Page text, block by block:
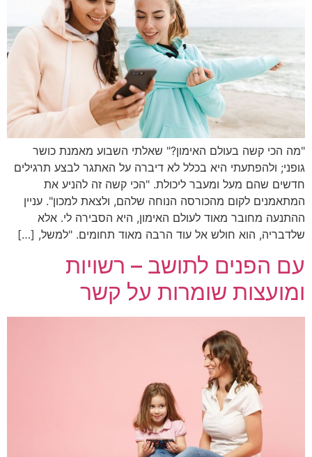
"מה הכי קשה בעולם האימון?" שאלתי השבוע מאמנת כושר
גופני; ולהפתעתי היא בכלל לא דיברה על האתגר לבצע תרגילים
חדשים שהם מעל ומעבר ליכולת. "הכי קשה זה להניע את
המתאמנים לקום מהכורסה הנוחה שלהם, ולצאת למכון". עניין
ההתנעה מחובר מאוד לעולם האימון, היא הסבירה לי. אלא
שלדבריה, הוא חולש אל עוד הרבה מאוד תחומים. "למשל, […]
עם הפנים לתושב – רשויות
ומועצות שומרות על קשר